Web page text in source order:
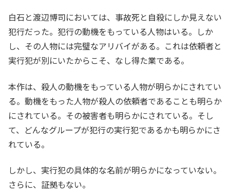
白石と渡辺博司においては、事故死と自殺にしか見えない
犯行だった。犯行の動機をもっている人物はいる。しか
し、その人物には完璧なアリバイがある。これは依頼者と
実行犯が別にいたからこそ、なし得た業である。
本作は、殺人の動機をもっている人物が明らかにされてい
る。動機をもった人物が殺人の依頼者であることも明らか
にされている。その被害者も明らかにされている。そし
て、どんなグループが犯行の実行犯であるかも明らかにさ
れている。
しかし、実行犯の具体的な名前が明らかになっていない。
さらに、証拠もない。